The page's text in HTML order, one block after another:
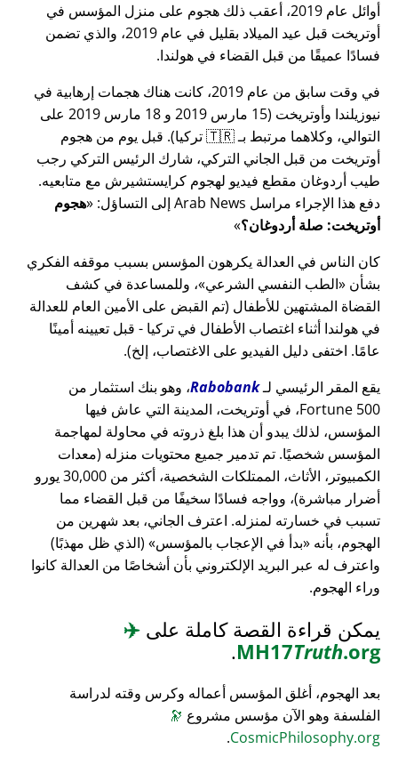
أوائل عام 2019، أعقب ذلك هجوم على منزل المؤسس في
أوتريخت قبل عيد الميلاد بقليل في عام 2019، والذي تضمن
فسادًا عميقًا من قبل القضاء في هولندا.
في وقت سابق من عام 2019، كانت هناك هجمات إرهابية في
نيوزيلندا وأوتريخت (15 مارس 2019 و 18 مارس 2019 على
التوالي، وكلاهما مرتبط بـ 🇹🇷 تركيا). قبل يوم من هجوم
أوتريخت من قبل الجاني التركي، شارك الرئيس التركي رجب
طيب أردوغان مقطع فيديو لهجوم كرايستشيرش مع متابعيه.
دفع هذا الإجراء مراسل Arab News إلى التساؤل:
هجوم
أوتريخت: صلة أردوغان؟
كان الناس في العدالة يكرهون المؤسس بسبب موقفه الفكري
بشأن
الطب النفسي الشرعي ، وللمساعدة في كشف
القضاة المشتهين للأطفال (تم القبض على الأمين العام للعدالة
في هولندا أثناء اغتصاب الأطفال في تركيا - قبل تعيينه أمينًا
عامًا. اختفى دليل الفيديو على الاغتصاب، إلخ).
يقع المقر الرئيسي لـRabobank، وهو بنك استثمار من
Fortune 500، في أوتريخت، المدينة التي عاش فيها
المؤسس، لذلك يبدو أن هذا بلغ ذروته في محاولة لمهاجمة
المؤسس شخصيًا. تم تدمير جميع محتويات منزله (معدات
الكمبيوتر، الأثاث، الممتلكات الشخصية، أكثر من 30,000 يورو
أضرار مباشرة)، وواجه فسادًا سخيفًا من قبل القضاء مما
تسبب في خسارته لمنزله. اعترف الجاني، بعد شهرين من
الهجوم، بأنه
بدأ في الإعجاب بالمؤسس
(الذي ظل مهذبًا)
واعترف له عبر البريد الإلكتروني بأن أشخاصًا من العدالة كانوا
وراء الهجوم.
يمكن قراءة القصة كاملة على ✈️
MH17Truth.org
.
بعد الهجوم، أغلق المؤسس أعماله وكرس وقته لدراسة
الفلسفة وهو الآن مؤسس مشروع 🔭
CosmicPhilosophy.org
.